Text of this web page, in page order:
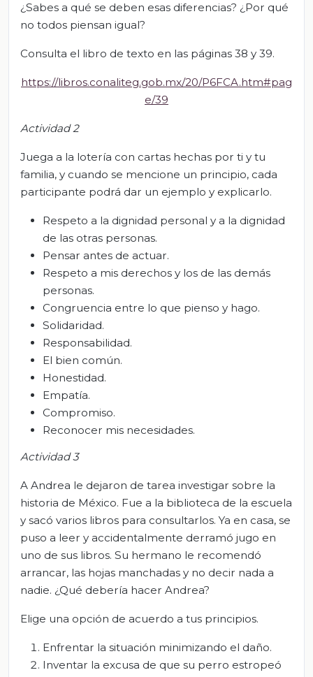
¿Sabes a qué se deben esas diferencias? ¿Por qué
no todos piensan igual?
Consulta el libro de texto en las páginas 38 y 39.
https://libros.conaliteg.gob.mx/20/P6FCA.htm#pag
e/39
Actividad2
Juega a la lotería con cartas hechas por ti y tu
familia, y cuando se mencione un principio, cada
participante podrá dar un ejemplo y explicarlo.
Respeto a la dignidad personal y a la dignidad
de las otras personas.
Pensar antes de actuar.
Respeto a mis derechos y los de las demás
personas.
Congruencia entre lo que pienso y hago.
Solidaridad.
Responsabilidad.
El bien común.
Honestidad.
Empatía.
Compromiso.
Reconocer mis necesidades.
Actividad 3
A Andrea le dejaron de tarea investigar sobre la
historia de México. Fue a la biblioteca de la escuela
y sacó varios libros para consultarlos. Ya en casa, se
puso a leer y accidentalmente derramó jugo en
uno de sus libros. Su hermano le recomendó
arrancar, las hojas manchadas y no decir nada a
nadie. ¿Qué debería hacer Andrea?
Elige una opción de acuerdo a tus principios.
Enfrentar la situación minimizando el daño.
Inventar la excusa de que su perro estropeó